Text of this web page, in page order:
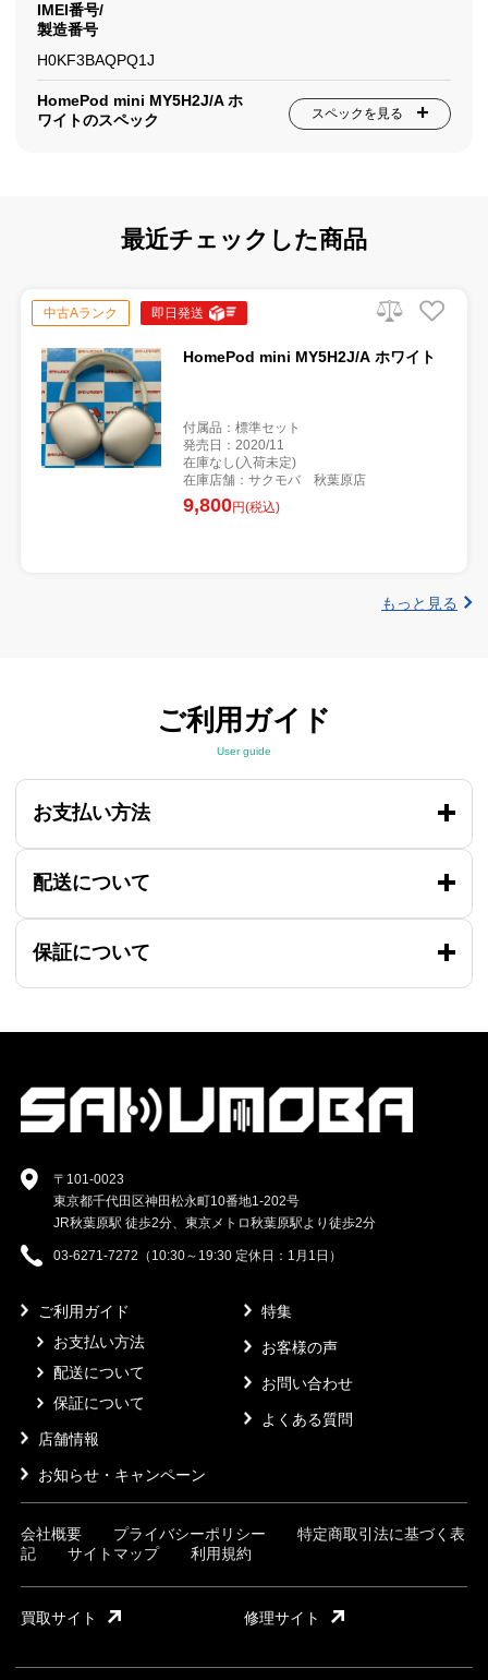
IMEI番号/
製造番号
H0KF3BAQPQ1J
HomePod mini MY5H2J/A ホ
ワイトのスペック
スペックを見る
最近チェックした商品
中古Aランク 即日発送
HomePod mini MY5H2J/A ホワイト
付属品：標準セット
発売日：2020/11
在庫なし(入荷未定)
在庫店舗：サクモバ 秋葉原店
9,800円(税込)
もっと見る
ご利用ガイド
User guide
お支払い方法
配送について
保証について
〒101-0023
東京都千代田区神田松永町10番地1-202号
JR秋葉原駅 徒歩2分、東京メトロ秋葉原駅より徒歩2分
03-6271-7272（10:30～19:30 定休日：1月1日）
ご利用ガイド
お支払い方法
配送について
保証について
店舗情報
お知らせ・キャンペーン
特集
お客様の声
お問い合わせ
よくある質問
会社概要 プライバシーポリシー
特定商取引法に基づく表
記
サイトマップ 利用規約
買取サイト 修理サイト